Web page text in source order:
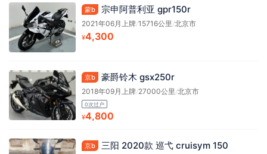
蒙b 宗申阿普利亚 gpr150r
2021年06月上牌/15716公里 /北京市
¥4,300
京b 豪爵铃木 gsx250r
2018年09月上牌/27000公里 /北京市
0次过户
¥4,800
京b 三阳 2020款 巡弋 cruisym 150